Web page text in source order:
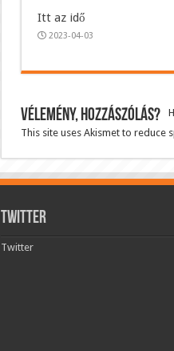
Itt az idő
2023-04-03
Vélemény, hozzászólás?
This site uses Akismet to reduce
Twitter
Twitter